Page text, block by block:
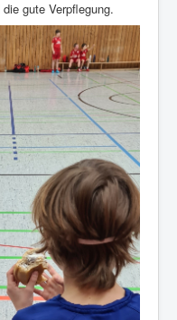
gute Verpflegung.